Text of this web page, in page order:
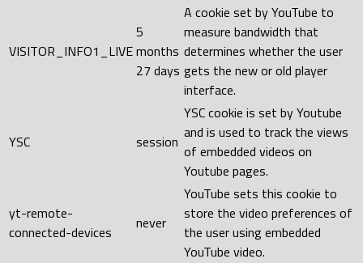
VISITOR_INFO1_LIVE
5
months
27 days
A cookie set by YouTube to
measure bandwidth that
determines whether the user
gets the new or old player
interface.
YSC session
YSC cookie is set by Youtube
and is used to track the views
of embedded videos on
Youtube pages.
yt-remote-
connected-devices
never
YouTube sets this cookie to
store the video preferences of
the user using embedded
YouTube video.